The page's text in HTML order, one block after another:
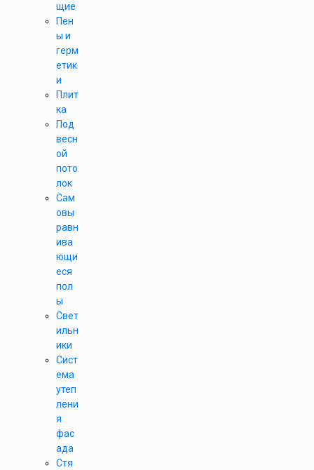
щие
Пен
ы и
герм
етик
и
Плит
ка
Под
весн
ой
пото
лок
Сам
овы
равн
ива
ющи
еся
пол
ы
Свет
ильн
ики
Сист
ема
утеп
лени
я
фас
ада
Стя